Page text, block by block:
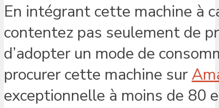
En intégrant cette machine à
contentez pas seulement de
d’adopter un mode de
procurer cette machine sur
exceptionnelle à moins de 80